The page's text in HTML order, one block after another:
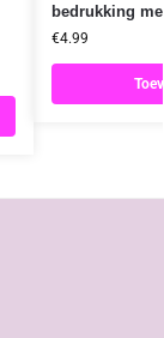
bedrukking
€4.99